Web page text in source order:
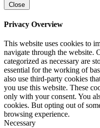
Close
Privacy Overview
This website uses cookies to
navigate through the website.
categorized as necessary are
essential for the working of
also use third-party cookies
you use this website. These
only with your consent. You
cookies. But opting out of
browsing experience.
Necessary